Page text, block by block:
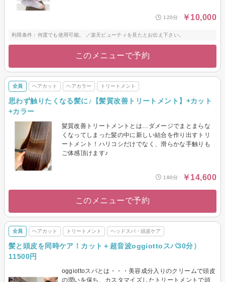
120分 ￥10,000
利用条件：何度でも使用可能。 ／楽天ビューティを見たとお伝え下さい。
このメニューで予約
全員 ヘアカット ヘアカラー トリートメント
思わず触りたくなる髪に♪【髪質改善トリートメント】+カット
+カラー
髪質改善トリートメントとは…ダメージでまとまらな
くなってしまった髪の中に新しい結合を作り出すトリ
ートメント！ハリコシだけでなく、滑らかな手触りも
ご体感頂けます♪
180分 ￥14,600
このメニューで予約
全員 ヘアカット トリートメント ヘッドスパ・頭皮ケア
髪と頭皮を同時ケア！カット＋超音波oggiottoスパ30分）
11500円
oggiottoスパとは・・・美容成分入りのクリームで頭皮
の潤いを保ち、カスタマイズしたトリートメントで頭